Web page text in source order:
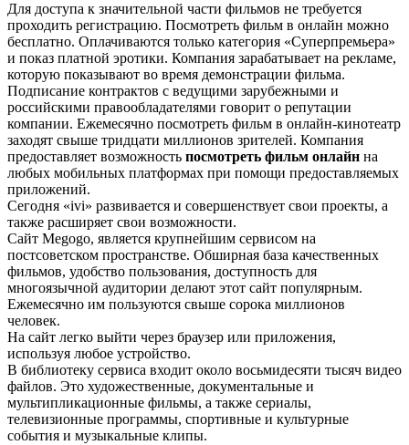
Для доступа к значительной части фильмов не требуется
проходить регистрацию. Посмотреть фильм в онлайн можно
бесплатно. Оплачиваются только категория «Суперпремьера»
и показ платной эротики. Компания зарабатывает на рекламе,
которую показывают во время демонстрации фильма.
Подписание контрактов с ведущими зарубежными и
российскими правообладателями говорит о репутации
компании. Ежемесячно посмотреть фильм в онлайн-кинотеатр
заходят свыше тридцати миллионов зрителей. Компания
предоставляет возможность посмотреть фильм онлайн на
любых мобильных платформах при помощи предоставляемых
приложений.
Сегодня «ivi» развивается и совершенствует свои проекты, а
также расширяет свои возможности.
Сайт Меgоgо, является крупнейшим сервисом на
постсоветском пространстве. Обширная база качественных
фильмов, удобство пользования, доступность для
многоязычной аудитории делают этот сайт популярным.
Ежемесячно им пользуются свыше сорока миллионов
человек.
На сайт легко выйти через браузер или приложения,
используя любое устройство.
В библиотеку сервиса входит около восьмидесяти тысяч видео
файлов. Это художественные, документальные и
мультипликационные фильмы, а также сериалы,
телевизионные программы, спортивные и культурные
события и музыкальные клипы.